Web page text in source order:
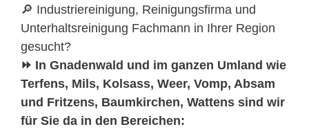
🔎 Industriereinigung, Reinigungsfirma und
Unterhaltsreinigung Fachmann in Ihrer Region
gesucht?
⏩ In Gnadenwald und im ganzen Umland wie
Terfens, Mils, Kolsass, Weer, Vomp, Absam
und Fritzens, Baumkirchen, Wattens sind wir
für Sie da in den Bereichen: